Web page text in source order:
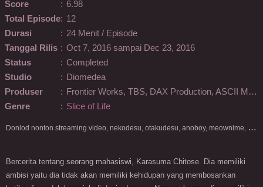
Score
: 6.98
Total Episode: 12
Durasi
: 24 Menit / Episode
Tanggal Rilis : Oct 7, 2016 sampai Dec 23, 2016
Status
: Completed
Studio
: Diomedea
Produser
:
Frontier Works, TBS, DAX Production, ASCII Media Works, NBCUniversal Entertainment Japan, i0+, Medicos Entertainment, NichiNare
Genre
: Slice of Life
D
onlod nonton streaming video, nekodesu, otakudesu, anoboy, meownime, anitoki, meguminime, melody, oploverz, anoboy, nimegami, unduh, riie net, drivenime, myanimelist, MAL, kusonime, neonime, bstation, maxnime, Netflix, animeindo, anichin, crunchyroll, neonime, samehadaku, streaming, otakupoi, awsubs, anibatch, anikyojin, nekonime, kurogaze, zippyshare, vidio google drive, Muse Indonesia, kazefuri, iQIYI, Viu, Ani-One Asia, Animenonton, Otaku desu, Mangaku, Anibatch,Vidio, Genflix, Amazon Prime Video, 3GP, Mp4, 240p, Terlengkap.
Bercerita tentang seorang mahasiswi, Karasuma Chitose. Dia memiliki
ambisi yaitu dia tidak akan memiliki kehidupan yang membosankan